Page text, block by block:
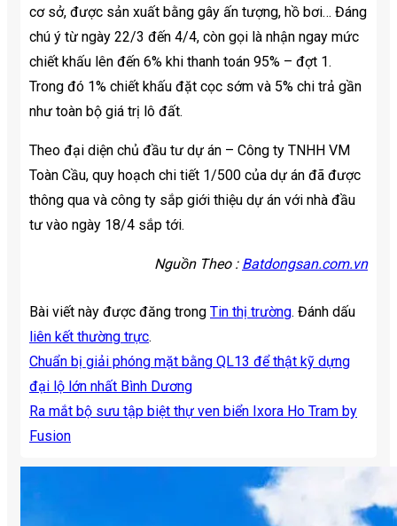
cơ sở, được sản xuất bằng gây ấn tượng, hồ bơi… Đáng
chú ý từ ngày 22/3 đến 4/4, còn gọi là nhận ngay mức
chiết khấu lên đến 6% khi thanh toán 95% – đợt 1.
Trong đó 1% chiết khấu đặt cọc sớm và 5% chi trả gần
như toàn bộ giá trị lô đất.
Theo đại diện chủ đầu tư dự án – Công ty TNHH VM
Toàn Cầu, quy hoạch chi tiết 1/500 của dự án đã được
thông qua và công ty sắp giới thiệu dự án với nhà đầu
tư vào ngày 18/4 sắp tới.
Nguồn Theo : Batdongsan.com.vn
Bài viết này được đăng trong Tin thị trường. Đánh dấu
liên kết thường trực.
Chuẩn bị giải phóng mặt bằng QL13 để thật kỹ dựng
đại lộ lớn nhất Bình Dương
Ra mắt bộ sưu tập biệt thự ven biển Ixora Ho Tram by
Fusion